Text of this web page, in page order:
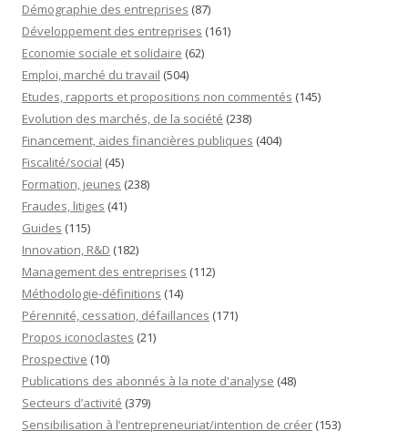
Démographie des entreprises (87)
Développement des entreprises (161)
Economie sociale et solidaire (62)
Emploi, marché du travail (504)
Etudes, rapports et propositions non commentés (145)
Evolution des marchés, de la société (238)
Financement, aides financières publiques (404)
Fiscalité/social (45)
Formation, jeunes (238)
Fraudes, litiges (41)
Guides (115)
Innovation, R&D (182)
Management des entreprises (112)
Méthodologie-définitions (14)
Pérennité, cessation, défaillances (171)
Propos iconoclastes (21)
Prospective (10)
Publications des abonnés à la note d'analyse (48)
Secteurs d’activité (379)
Sensibilisation à l’entrepreneuriat/intention de créer (153)